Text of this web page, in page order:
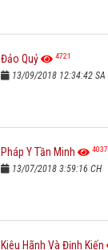
Đảo Quỷ 4721
13/09/2018 12:34:42 SA
Pháp Y Tần Minh 4037
13/07/2018 3:59:16 CH
Kiêu Hãnh Và Định Kiến